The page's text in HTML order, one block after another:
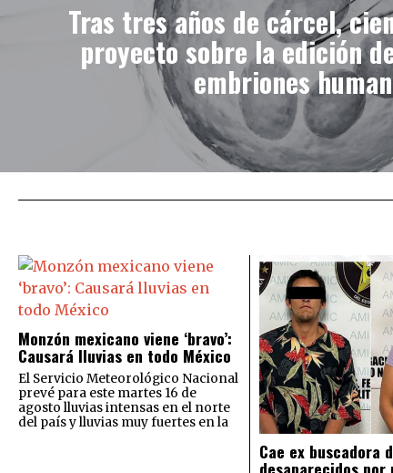
Tras tres años de cárcel,
proyecto sobre la edición
embriones
Monzón mexicano viene ‘bravo’:
Causará lluvias en todo México
El Servicio Meteorológico Nacional
prevé para este martes 16 de
agosto lluvias intensas en el norte
del país y lluvias muy fuertes en la
Cae ex buscadora
desaparecidos por